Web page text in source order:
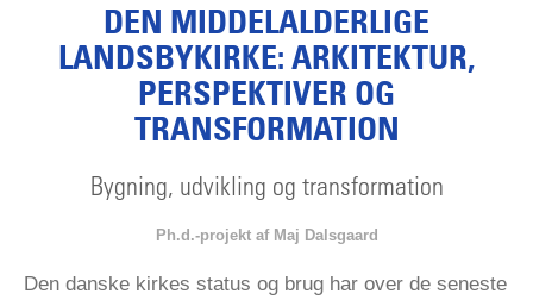
DEN MIDDELALDERLIGE
LANDSBYKIRKE: ARKITEKTUR,
PERSPEKTIVER OG
TRANSFORMATION
Bygning, udvikling og transformation
Ph.d.-projekt af Maj Dalsgaard
Den danske kirkes status og brug har over de seneste